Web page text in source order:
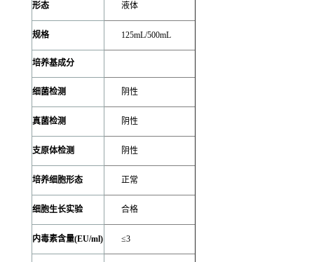
形态 液体
规格 125mL/500mL
培养基成分
细菌检测 阴性
真菌检测 阴性
支原体检测 阴性
培养细胞形态 正常
细胞生长实验 合格
内毒素含量(EU/ml) ≤3